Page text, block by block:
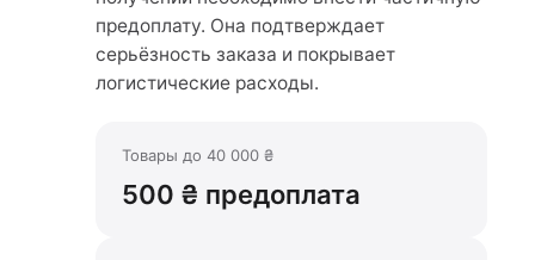
предоплату. Она подтверждает
серьёзность заказа и покрывает
логистические расходы.
Товары до 40 000 ₴
500 ₴ предоплата